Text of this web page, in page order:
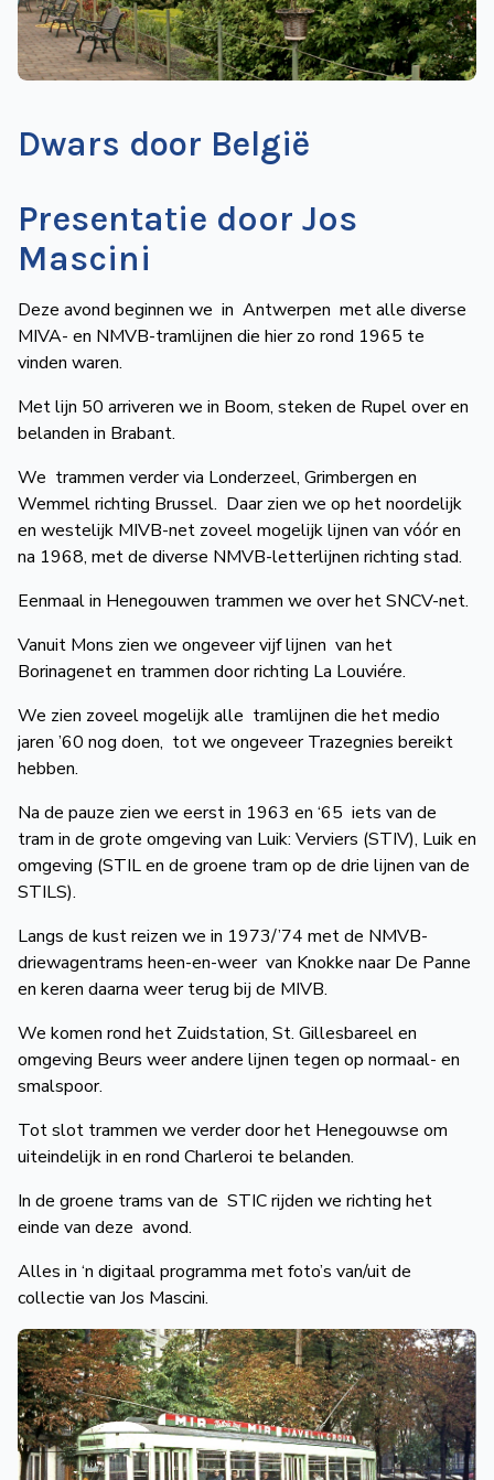
Dwars door België
Presentatie door Jos
Mascini
Deze avond beginnen we in Antwerpen met alle diverse
MIVA- en NMVB-tramlijnen die hier zo rond 1965 te
vinden waren.
Met lijn 50 arriveren we in Boom, steken de Rupel over en
belanden in Brabant.
We trammen verder via Londerzeel, Grimbergen en
Wemmel richting Brussel. Daar zien we op het noordelijk
en westelijk MIVB-net zoveel mogelijk lijnen van vóór en
na 1968, met de diverse NMVB-letterlijnen richting stad.
Eenmaal in Henegouwen trammen we over het SNCV-net.
Vanuit Mons zien we ongeveer vijf lijnen van het
Borinagenet en trammen door richting La Louviére.
We zien zoveel mogelijk alle tramlijnen die het medio
jaren ’60 nog doen, tot we ongeveer Trazegnies bereikt
hebben.
Na de pauze zien we eerst in 1963 en ‘65 iets van de
tram in de grote omgeving van Luik: Verviers (STIV), Luik en
omgeving (STIL en de groene tram op de drie lijnen van de
STILS).
Langs de kust reizen we in 1973/’74 met de NMVB-
driewagentrams heen-en-weer van Knokke naar De Panne
en keren daarna weer terug bij de MIVB.
We komen rond het Zuidstation, St. Gillesbareel en
omgeving Beurs weer andere lijnen tegen op normaal- en
smalspoor.
Tot slot trammen we verder door het Henegouwse om
uiteindelijk in en rond Charleroi te belanden.
In de groene trams van de STIC rijden we richting het
einde van deze avond.
Alles in ‘n digitaal programma met foto’s van/uit de
collectie van Jos Mascini.